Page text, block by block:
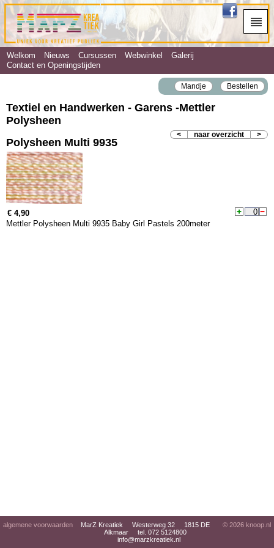
Welkom Nieuws Cursussen Webwinkel
Galerij
Contact en Openingstijden
Mandje Bestellen
Textiel en Handwerken - Garens ‐Mettler
Polysheen
< naar overzicht >
Polysheen Multi 9935
€ 4,90
Mettler Polysheen Multi 9935 Baby Girl Pastels 200meter
algemene voorwaarden
MarZ Kreatiek Westerweg 32 1815 DE
Alkmaar tel. 072 5124800
info@marzkreatiek.nl
© 2026 knoop.nl